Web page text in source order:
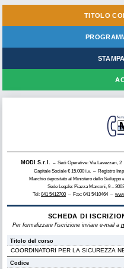
TITOLO
MODI S.r.l.
– Sedi Operative: Via Lavezzari, 2
Capitale Sociale € 15.000 i.v. – Registro
Marchio depositato al Ministero dello Sviluppo
Sede Legale: Piazza Marconi, 9 –
Tel: 041 5412700– Fax: 041 5410464 –
SCHEDA DI
Per formalizzare l'iscrizione inviare e-mail a
Titolo del corso
Codice